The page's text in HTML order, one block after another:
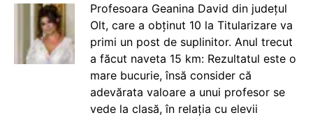
Profesoara Geanina David din județul
Olt, care a obținut 10 la Titularizare va
primi un post de suplinitor. Anul trecut
a făcut naveta 15 km: Rezultatul este o
mare bucurie, însă consider că
adevărata valoare a unui profesor se
vede la clasă, în relația cu elevii